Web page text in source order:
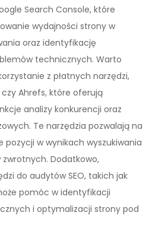
Search Console, które
wydajności strony w
oraz identyfikację
technicznych. Warto
z płatnych narzędzi,
czy Ahrefs, które oferują
analizy konkurencji oraz
Te narzędzia pozwalają na
pozycji w wynikach wyszukiwania
zwrotnych. Dodatkowo,
do audytów SEO, takich jak
pomóc w identyfikacji
i optymalizacji strony pod